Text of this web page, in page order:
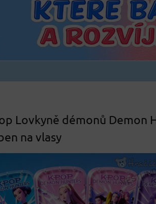
Lovkyně démonů Demon
na vlasy